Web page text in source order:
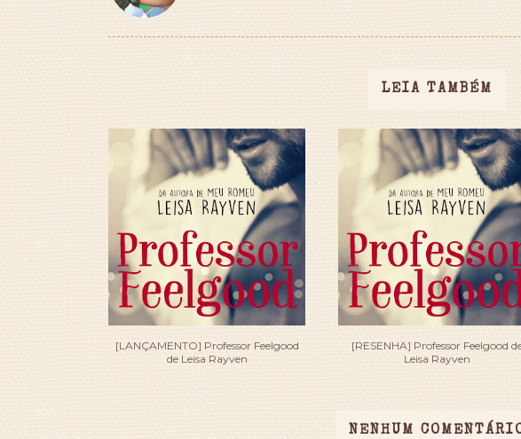
LEIA TAMBÉM
[LANÇAMENTO] Professor Feelgood
de Leisa Rayven
[RESENHA] Professor Feelgood
Leisa Rayven
NENHUM